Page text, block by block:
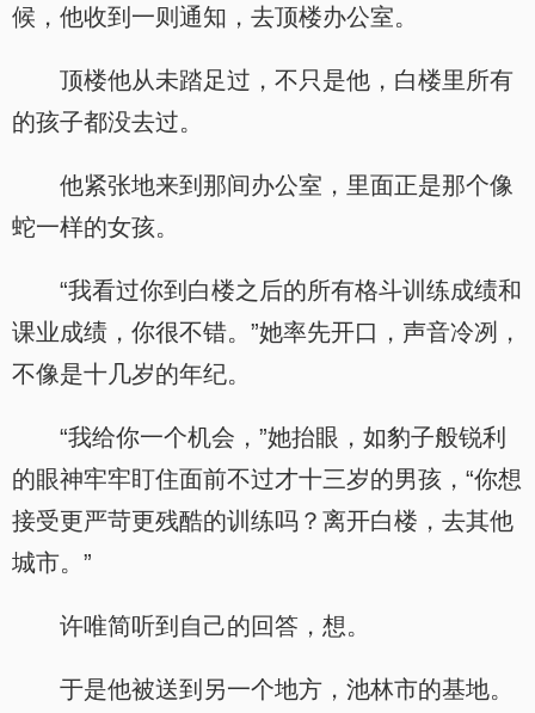
候，他收到一则通知，去顶楼办公室。
顶楼他从未踏足过，不只是他，白楼里所有
的孩子都没去过。
他紧张地来到那间办公室，里面正是那个像
蛇一样的女孩。
“我看过你到白楼之后的所有格斗训练成绩和
课业成绩，你很不错。”她率先开口，声音冷冽，
不像是十几岁的年纪。
“我给你一个机会，”她抬眼，如豹子般锐利
的眼神牢牢盯住面前不过才十三岁的男孩，“你想
接受更严苛更残酷的训练吗？离开白楼，去其他
城市。”
许唯简听到自己的回答，想。
于是他被送到另一个地方，池林市的基地。